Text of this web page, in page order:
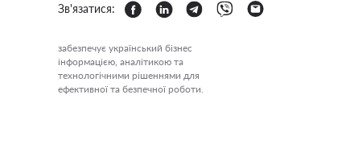
Зв'язатися:
забезпечує український бізнес
інформацією, аналітикою та
технологічними рішеннями для
ефективної та безпечної роботи.